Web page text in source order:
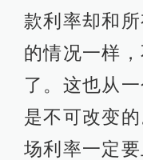
款利率却和
的情况一样
了。这也从
是不可改变
场利率一定